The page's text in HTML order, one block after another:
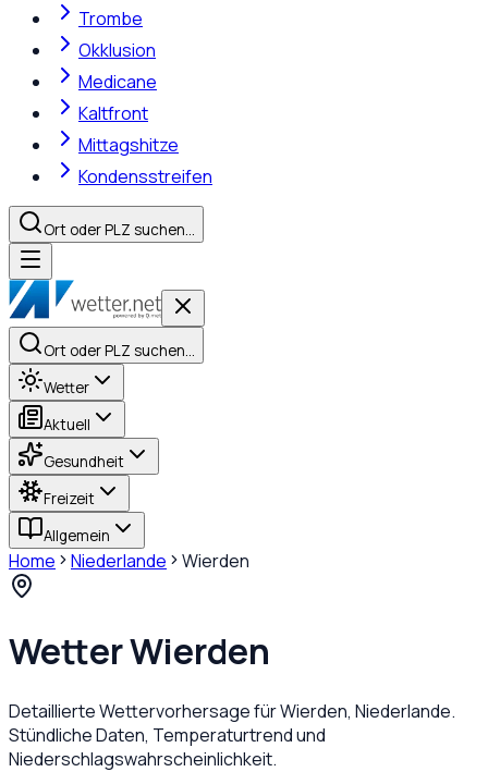
Trombe
Okklusion
Medicane
Kaltfront
Mittagshitze
Kondensstreifen
Ort oder PLZ suchen…
Ort oder PLZ suchen…
Wetter
Aktuell
Gesundheit
Freizeit
Allgemein
Home Niederlande Wierden
WetterWierden
Detaillierte Wettervorhersage fürWierden, Niederlande.
Stündliche Daten, Temperaturtrend und
Niederschlagswahrscheinlichkeit.